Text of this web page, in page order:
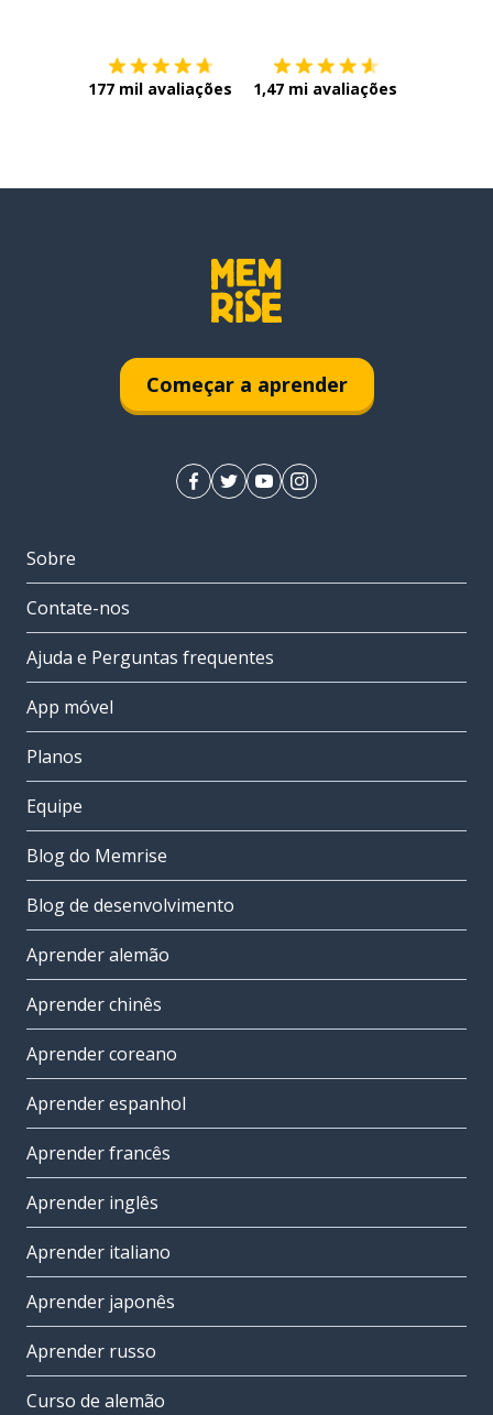
177 mil avaliações 1,47 mi avaliações
Começar a aprender
Sobre
Contate-nos
Ajuda e Perguntas frequentes
App móvel
Planos
Equipe
Blog do Memrise
Blog de desenvolvimento
Aprender alemão
Aprender chinês
Aprender coreano
Aprender espanhol
Aprender francês
Aprender inglês
Aprender italiano
Aprender japonês
Aprender russo
Curso de alemão